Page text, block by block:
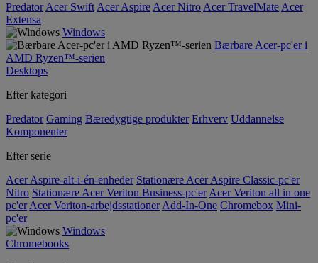
Predator Acer Swift Acer Aspire Acer Nitro Acer TravelMate Acer
Extensa
Windows
Bærbare Acer-pc'er i
AMD Ryzen™-serien
Desktops
Efter kategori
Predator Gaming Bæredygtige produkter Erhverv Uddannelse
Komponenter
Efter serie
Acer Aspire-alt-i-én-enheder Stationære Acer Aspire Classic-pc'er
Nitro Stationære Acer Veriton Business-pc'er Acer Veriton all in one
pc'er Acer Veriton-arbejdsstationer Add-In-One Chromebox Mini-
pc'er
Windows
Chromebooks